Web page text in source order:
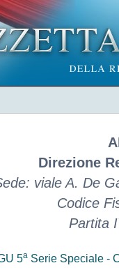
Direzione
viale A. De
Codice
Partita
5aSerie Speciale -